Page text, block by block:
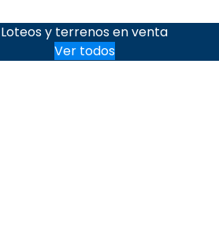
Loteos y terrenos en venta
Ver todos